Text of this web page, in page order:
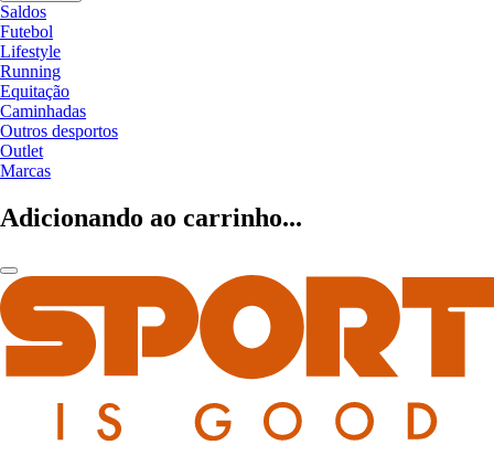
Saldos
Futebol
Lifestyle
Running
Equitação
Caminhadas
Outros desportos
Outlet
Marcas
Adicionando ao carrinho...